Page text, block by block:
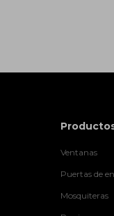
Ventanas
Puertas de
Mosquiteras